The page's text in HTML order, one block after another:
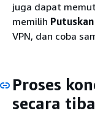
juga dapat
memilih
VPN, dan coba
Proses
secara